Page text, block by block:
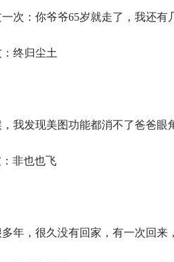
次：你爷爷65岁就走了，我还有
终归尘土
我发现美图功能都消不了爸爸眼
非也也飞
年，很久没有回家，有一次回来